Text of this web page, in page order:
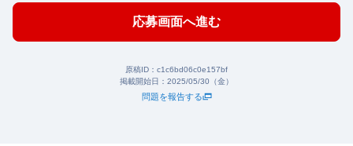
応募画面へ進む
原稿ID： c1c6bd06c0e157bf
掲載開始日： 2025/05/30（金）
問題を報告する